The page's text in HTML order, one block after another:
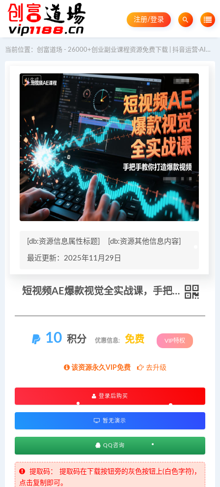
注册/登录
当前位置： 创富道场 - 26000+创业副业课程资源免费下载 | 抖音运营·AI教程·GEO优化
[db:资源信息属性标题] [db:资源其他信息内容]
最近更新：2025年11月29日
短视频AE爆款视觉全实战课，手把手教你打造爆款视频
10 积分 优惠信息: 免费 VIP特权
该资源永久VIP免费 去升级
登录后购买
暂无演示
QQ咨询
提取码：
提取码在下载按钮旁的灰色按钮上(白色字符)，
点击复制即可。